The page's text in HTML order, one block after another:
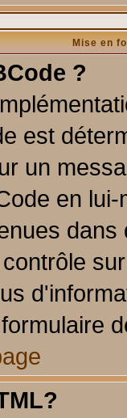
Mise en
?
est
un
en